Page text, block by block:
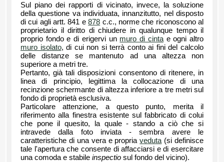
Sul piano dei rapporti di vicinato, invece, la soluzione
della questione va individuata, innanzitutto, nel disposto
di cui agli artt. 841 e878 c.c., norme che riconoscono al
proprietario il diritto di chiudere in qualunque tempo il
proprio fondo e di erigervi un muro di cintae ogni altro
muro isolato, di cui non si terrà conto ai fini del calcolo
delle distanze se mantenuto ad una altezza non
superiore a metri tre.
Pertanto, già tali disposizioni consentono di ritenere, in
linea di principio, legittima la collocazione di una
recinzione schermante di altezza inferiore a tre metri sul
fondo di proprietà esclusiva.
Particolare attenzione, a questo punto, merita il
riferimento alla finestra esistente sul fabbricato di colui
che pone il quesito, la quale - stando a ciò che si
intravede dalla foto inviata - sembra avere le
caratteristiche di una vera e propriaveduta (si definisce
tale l'apertura che consente di affacciarsi e di esercitare
una comoda e stabile inspectio sul fondo del vicino).